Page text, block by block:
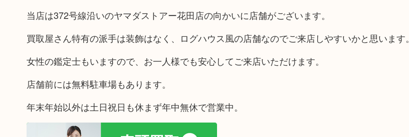
当店は372号線沿いのヤマダストアー花田店の向かいに店舗がございます。
買取屋さん特有の派手は装飾はなく、ログハウス風の店舗なのでご来店しやすいかと思います。
女性の鑑定士もいますので、お一人様でも安心してご来店いただけます。
店舗前には無料駐車場もあります。
年末年始以外は土日祝日も休まず年中無休で営業中。